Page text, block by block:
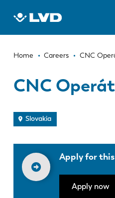
Breadcrumb
Home Careers CNC
CNC
Slovakia
Apply for
Apply now
LASER CUTTING
PANEL BENDERS
PUNCH PRESSES
SOFTWARE
CUSTOMER SERVICE